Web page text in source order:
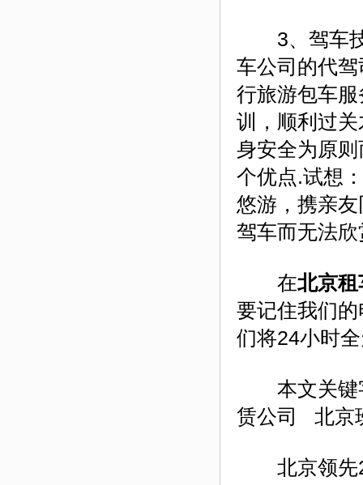
3、驾车技
车公司的代
行旅游包车
训，顺利过
身安全为原
个优点.试想
悠游，携亲
驾车而无法
在北京租
要记住我们
们将24小时
本文关键
赁公司 北京
北京领先